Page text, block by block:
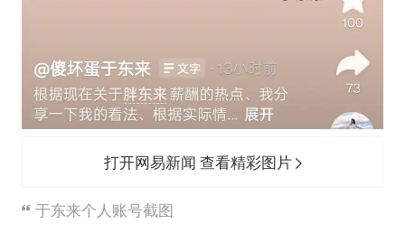
打开网易新闻 查看精彩图片
于东来个人账号截图